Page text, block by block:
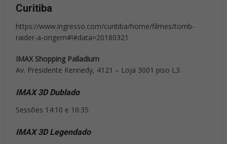
Curitiba
https://www.ingresso.com/curitiba/home/filmes/tomb-
raider-a-origem#!#data=20180321
IMAX Shopping Palladium
Av. Presidente Kennedy, 4121 – Loja 3001 piso L3
IMAX 3D Dublado
Sessões 14:10 e 16:35
IMAX 3D Legendado